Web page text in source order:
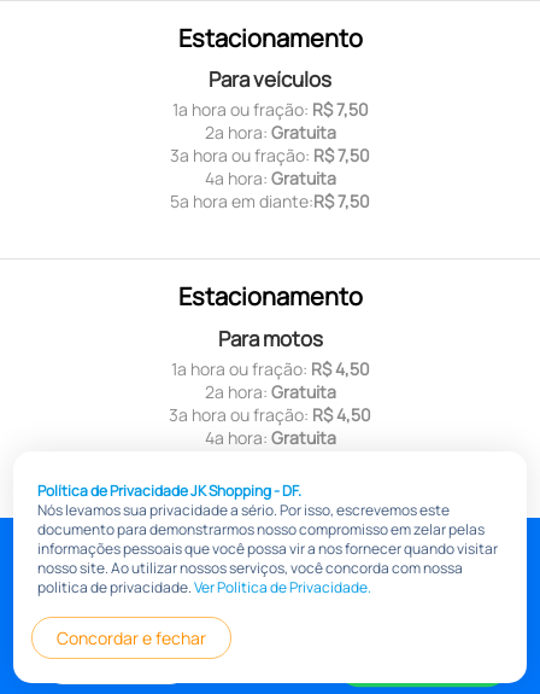
Política de Privacidade JK Shopping - DF.
Nós levamos sua privacidade a sério. Por isso, escrevemos este
documento para demonstrarmos nosso compromisso em zelar pelas
informações pessoais que você possa vir a nos fornecer quando visitar
nosso site. Ao utilizar nossos serviços, você concorda com nossa
politica de privacidade.Ver Política de Privacidade.
Concordar e fechar
Estacionamento
Para veículos
1ª hora ou fração: R$ 7,50
2ª hora: Gratuita
3ª hora ou fração: R$ 7,50
4ª hora: Gratuita
5ª hora em diante:R$ 7,50
Estacionamento
Para motos
1ª hora ou fração: R$ 4,50
2ª hora: Gratuita
3ª hora ou fração: R$ 4,50
4ª hora: Gratuita
jkshoppingdf.com.br
Política de privacidade
Pólitica de Transparência Salarial
Portal do lojista